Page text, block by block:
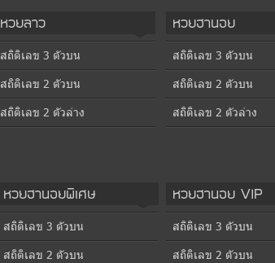
หวยลาว
สถิติเลข 3 ตัวบน
สถิติเลข 2 ตัวบน
สถิติเลข 2 ตัวล่าง
หวยฮานอย
สถิติเลข 3 ตัวบน
สถิติเลข 2 ตัวบน
สถิติเลข 2 ตัวล่าง
หวยฮานอยพิเศษ
สถิติเลข 3 ตัวบน
สถิติเลข 2 ตัวบน
หวยฮานอย VIP
สถิติเลข 3 ตัวบน
สถิติเลข 2 ตัวบน